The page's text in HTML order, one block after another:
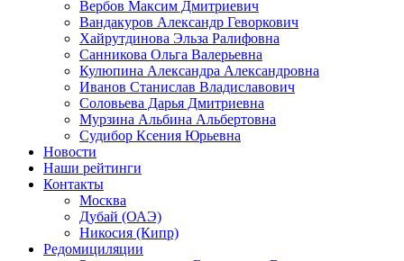
Вербов Максим Дмитриевич
Вандакуров Александр Геворкович
Хайрутдинова Эльза Ралифовна
Санникова Ольга Валерьевна
Кулюпина Александра Александровна
Иванов Станислав Владиславович
Соловьева Дарья Дмитриевна
Мурзина Альбина Альбертовна
Судибор Ксения Юрьевна
Новости
Наши рейтинги
Контакты
Москва
Дубай (ОАЭ)
Никосия (Кипр)
Редомициляции